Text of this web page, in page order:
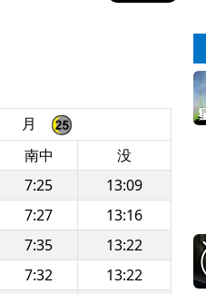
月
南中
没
7:25
13:09
7:27
13:16
7:35
13:22
7:32
13:22